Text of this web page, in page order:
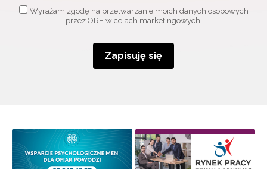
Wyrażam zgodę na przetwarzanie moich danych osobowych
przez ORE w celach marketingowych.
Zapisuję się
Adres e-mail:
Wyrażam zgodę na przetwarzanie moich danych
osobowych przez ORE w celach marketingowych.